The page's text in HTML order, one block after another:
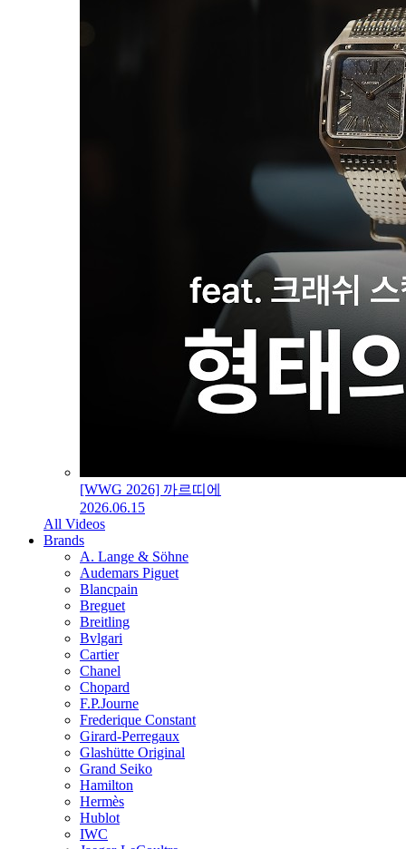
[WWG 2026] 까르띠에
2026.06.15
All Videos
Brands
A. Lange & Söhne
Audemars Piguet
Blancpain
Breguet
Breitling
Bvlgari
Cartier
Chanel
Chopard
F.P.Journe
Frederique Constant
Girard-Perregaux
Glashütte Original
Grand Seiko
Hamilton
Hermès
Hublot
IWC